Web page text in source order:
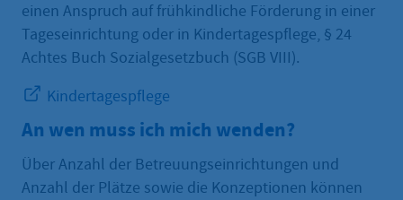
einen Anspruch auf frühkindliche Förderung in einer
Tageseinrichtung oder in Kindertagespflege, § 24
Achtes Buch Sozialgesetzbuch (SGB VIII).
Kindertagespflege
An wen muss ich mich wenden?
Über Anzahl der Betreuungseinrichtungen und
Anzahl der Plätze sowie die Konzeptionen können